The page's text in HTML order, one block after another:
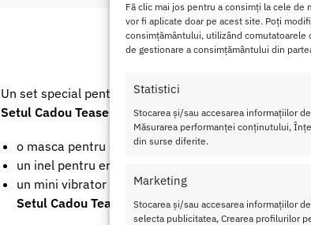
Fă clic mai jos pentru a consimți la cele de
vor fi aplicate doar pe acest site. Poți
consimțământului, utilizând
de gestionare a consimțământului din
Statistici
Stocarea și/sau accesarea informațiilor
Măsurarea performanței conținutului,
din surse diferite.
Marketing
Stocarea și/sau accesarea informațiilor
selecta publicitatea, Crearea profilurilor
Un set special pentru o persoana deosebita!
Setul Cadou Tease Me
contine:
o masca pentru ochi cu fundite si elastic de prindere;
un inel pentru erectie, cu vibratii;
un mini vibrator discret cu lungimea de 5.5 cm,
Setul Cadou Tease Meeste ideal pentru un o